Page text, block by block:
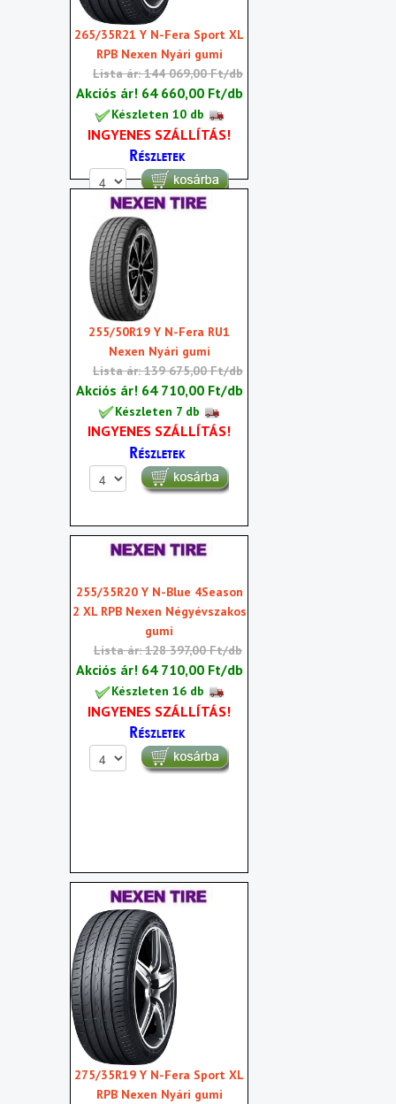
265/35R21 Y N-Fera Sport XL
RPB Nexen Nyári gumi
Lista ár: 144 069,00 Ft/db
Akciós ár! 64 660,00 Ft/db
Készleten 10 db
INGYENES SZÁLLÍTÁS!
255/50R19 Y N-Fera RU1
Nexen Nyári gumi
Lista ár: 139 675,00 Ft/db
Akciós ár! 64 710,00 Ft/db
Készleten 7 db
INGYENES SZÁLLÍTÁS!
255/35R20 Y N-Blue 4Season
2 XL RPB Nexen Négyévszakos
gumi
Lista ár: 128 397,00 Ft/db
Akciós ár! 64 710,00 Ft/db
Készleten 16 db
INGYENES SZÁLLÍTÁS!
275/35R19 Y N-Fera Sport XL
RPB Nexen Nyári gumi